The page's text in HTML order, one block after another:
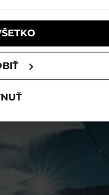
väčšiemu
áut.